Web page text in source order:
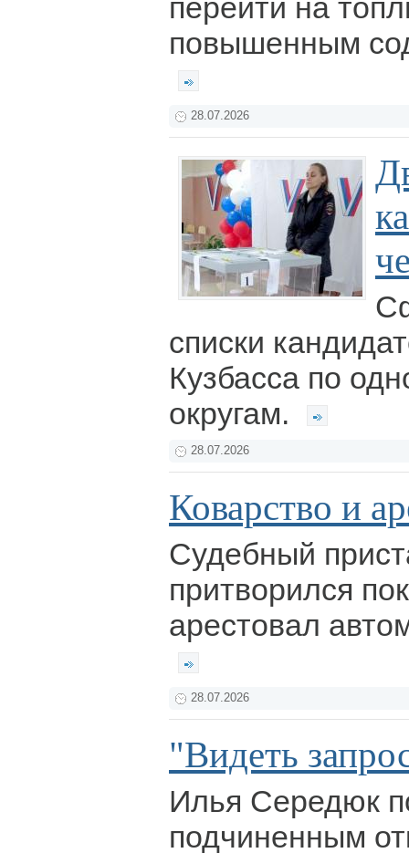
перейти на
повышенным
28.07.2026
списки
Кузбасса по
округам.
28.07.2026
Коварство и
Судебный
притворился
арестовал
28.07.2026
"Видеть
Илья Середюк
подчиненным